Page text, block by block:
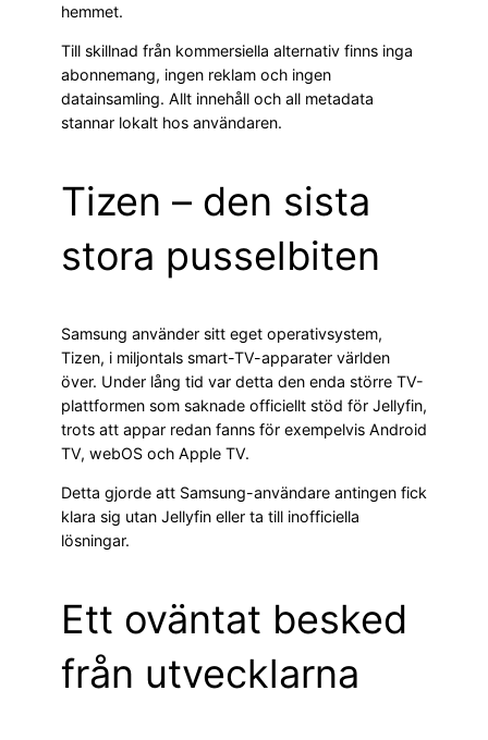
hemmet.
Till skillnad från kommersiella alternativ finns inga
abonnemang, ingen reklam och ingen
datainsamling. Allt innehåll och all metadata
stannar lokalt hos användaren.
Tizen – den sista
stora pusselbiten
Samsung använder sitt eget operativsystem,
Tizen, i miljontals smart-TV-apparater världen
över. Under lång tid var detta den enda större TV-
plattformen som saknade officiellt stöd för Jellyfin,
trots att appar redan fanns för exempelvis Android
TV, webOS och Apple TV.
Detta gjorde att Samsung-användare antingen fick
klara sig utan Jellyfin eller ta till inofficiella
lösningar.
Ett oväntat besked
från utvecklarna